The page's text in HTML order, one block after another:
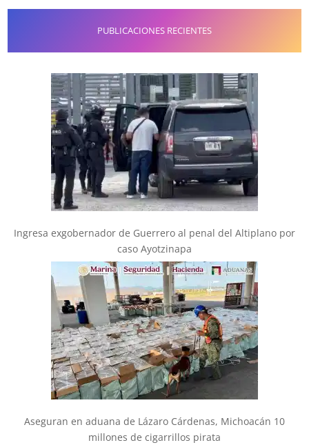
PUBLICACIONES RECIENTES
Ingresa exgobernador de Guerrero al penal del Altiplano por
caso Ayotzinapa
Aseguran en aduana de Lázaro Cárdenas, Michoacán 10
millones de cigarrillos pirata